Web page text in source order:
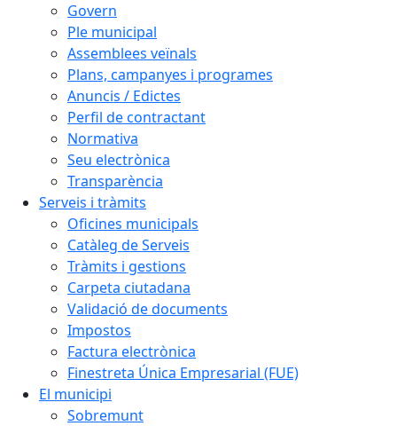
Govern
Ple municipal
Assemblees veïnals
Plans, campanyes i programes
Anuncis / Edictes
Perfil de contractant
Normativa
Seu electrònica
Transparència
Serveis i tràmits
Oficines municipals
Catàleg de Serveis
Tràmits i gestions
Carpeta ciutadana
Validació de documents
Impostos
Factura electrònica
Finestreta Única Empresarial (FUE)
El municipi
Sobremunt